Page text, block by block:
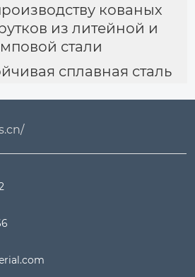
кованых
из литейной и
стали
сплавная сталь